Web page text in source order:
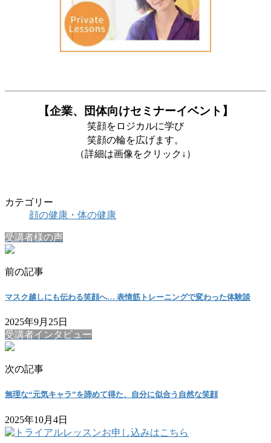
【企業、団体向けセミナーイベント】
笑顔をロジカルに学び
笑顔の輪を広げます。
（詳細は画像をクリック↓）
カテゴリー
顔の健康・体の健康
受講者様の声
前の記事
マスク越しにも伝わる笑顔へ… 表情筋トレーニングで変わった体験談
2025年9月25日
受講者インタビュー
次の記事
無理な“元気キャラ”を諦めて得た、自分に似合う自然な笑顔
2025年10月4日